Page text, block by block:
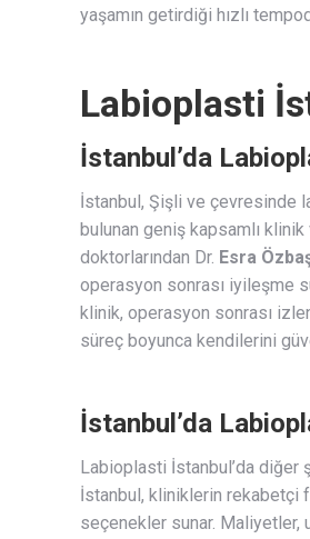
yaşamın getirdiği hızlı
Labioplasti
İstanbul’da
İstanbul, Şişli ve çevresinde
bulunan geniş kapsamlı
doktorlarından Dr. Esra
operasyon sonrası iyileşme
klinik, operasyon sonrası
süreç boyunca kendilerini
İstanbul’da
Labioplasti İstanbul’da diğer
İstanbul, kliniklerin rekabetçi
seçenekler sunar. Maliyetler,